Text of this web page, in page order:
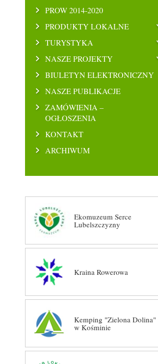
PROW 2014-2020
PRODUKTY LOKALNE
TURYSTYKA
NASZE PROJEKTY
BIULETYN ELEKTRONICZNY
NASZE PUBLIKACJE
ZAMÓWIENIA –
OGŁOSZENIA
KONTAKT
ARCHIWUM
Ekomuzeum Serce
Lubelszczyzny
Kraina Rowerowa
Kemping "Zielona Dolina"
w Kośminie